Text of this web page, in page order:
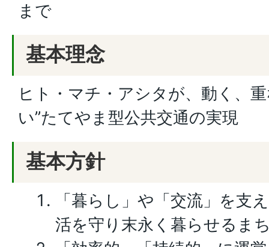
まで
基本理念
ヒト・マチ・アシタが、動く、
い”たてやま型公共交通の実現
基本方針
「暮らし」や「交流」を支
活を守り末永く暮らせるま